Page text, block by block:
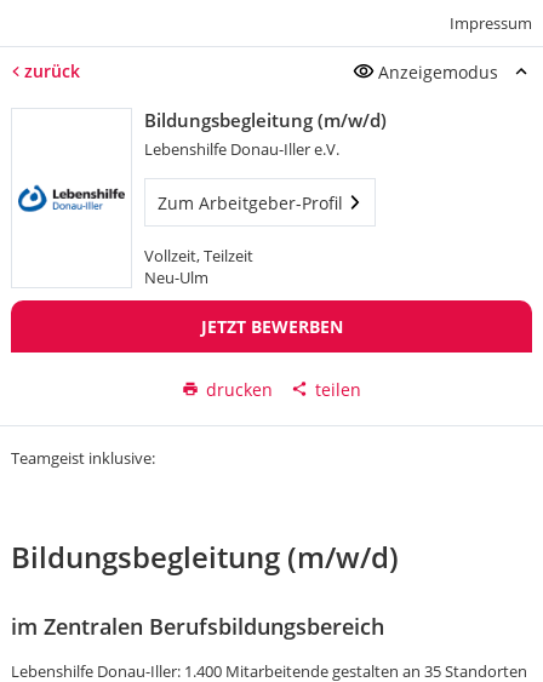
Impressum
zurück Anzeigemodus
Bildungsbegleitung (m/w/d)
Lebenshilfe Donau-Iller e.V.
Zum Arbeitgeber-Profil
Vollzeit, Teilzeit
Neu-Ulm
JETZT BEWERBEN
drucken teilen
Teamgeist inklusive:
Bildungsbegleitung (m/w/d)
im Zentralen Berufsbildungsbereich
Lebenshilfe Donau-Iller: 1.400 Mitarbeitende gestalten an 35 Standorten